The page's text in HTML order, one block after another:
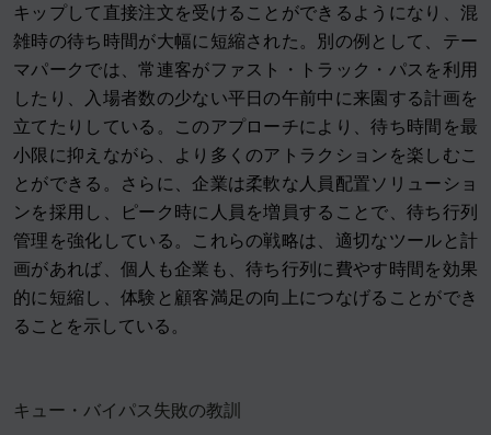
キップして直接注文を受けることができるようになり、混
雑時の待ち時間が大幅に短縮された。別の例として、テー
マパークでは、常連客がファスト・トラック・パスを利用
したり、入場者数の少ない平日の午前中に来園する計画を
立てたりしている。このアプローチにより、待ち時間を最
小限に抑えながら、より多くのアトラクションを楽しむこ
とができる。さらに、企業は柔軟な人員配置ソリューショ
ンを採用し、ピーク時に人員を増員することで、待ち行列
管理を強化している。これらの戦略は、適切なツールと計
画があれば、個人も企業も、待ち行列に費やす時間を効果
的に短縮し、体験と顧客満足の向上につなげることができ
ることを示している。
キュー・バイパス失敗の教訓